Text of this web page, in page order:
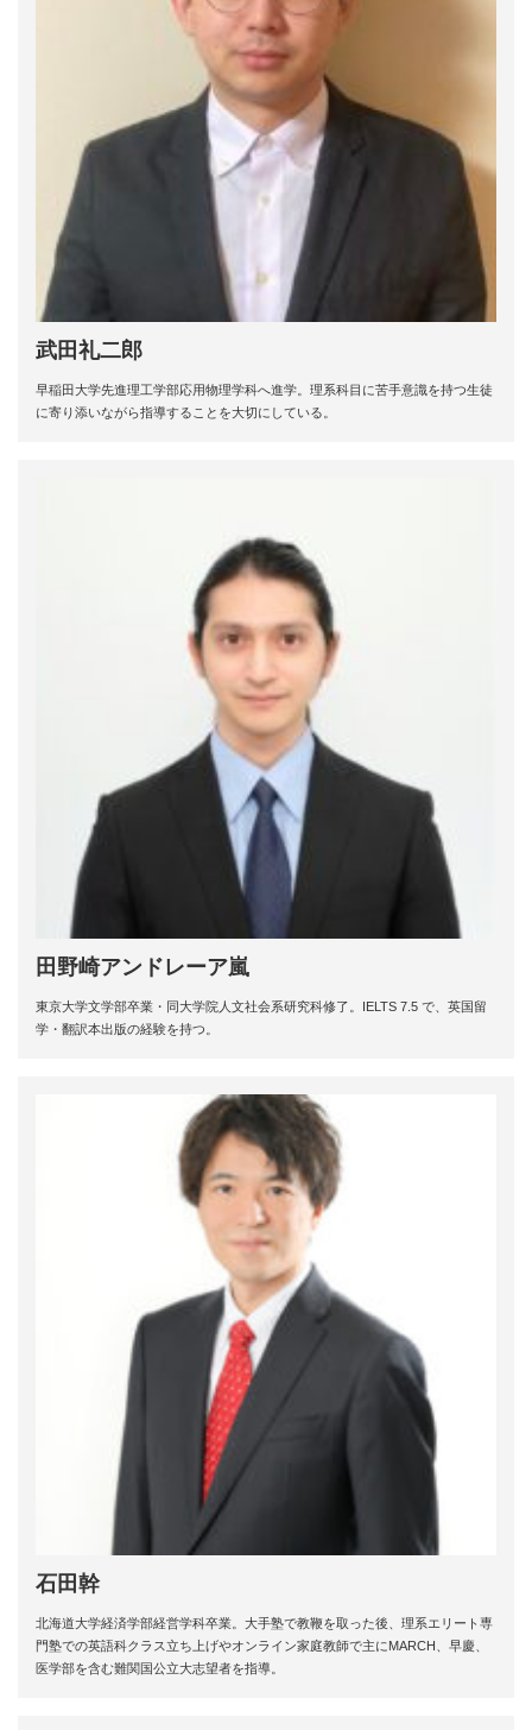
武田礼二郎
早稲田大学先進理工学部応用物理学科へ進学。理系科目に苦手意識を持つ生徒
に寄り添いながら指導することを大切にしている。
田野崎アンドレーア嵐
東京大学文学部卒業・同大学院人文社会系研究科修了。IELTS 7.5 で、英国留
学・翻訳本出版の経験を持つ。
石田幹
北海道大学経済学部経営学科卒業。大手塾で教鞭を取った後、理系エリート専
門塾での英語科クラス立ち上げやオンライン家庭教師で主にMARCH、早慶、
医学部を含む難関国公立大志望者を指導。